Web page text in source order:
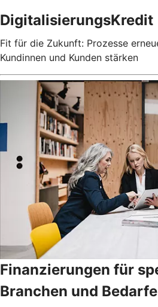
DigitalisierungsKredit
Fit für die Zukunft: Prozesse
Kundinnen und Kunden stärken
Finanzierungen für
Branchen und Bedarfe